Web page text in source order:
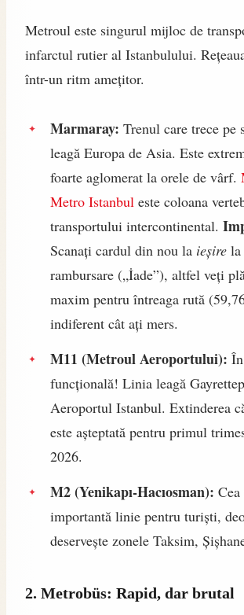
Metroul este singurul mijloc de
infarctul rutier al Istanbulului.
într-un ritm amețitor.
Marmaray: Trenul care trece pe
leagă Europa de Asia. Este
foarte aglomerat la orele de vârf.
Metro Istanbul este coloana
transportului intercontinental.
Scanați cardul din nou la ieșire la
rambursare („İade”), altfel veți
maxim pentru întreaga rută
indiferent cât ați mers.
M11 (Metroul Aeroportului):
funcțională! Linia leagă
Aeroportul Istanbul. Extinderea
este așteptată pentru primul
2026.
M2 (Yenikapı-Hacıosman):
importantă linie pentru turiști,
deservește zonele Taksim,
2. Metrobüs: Rapid, dar brutal